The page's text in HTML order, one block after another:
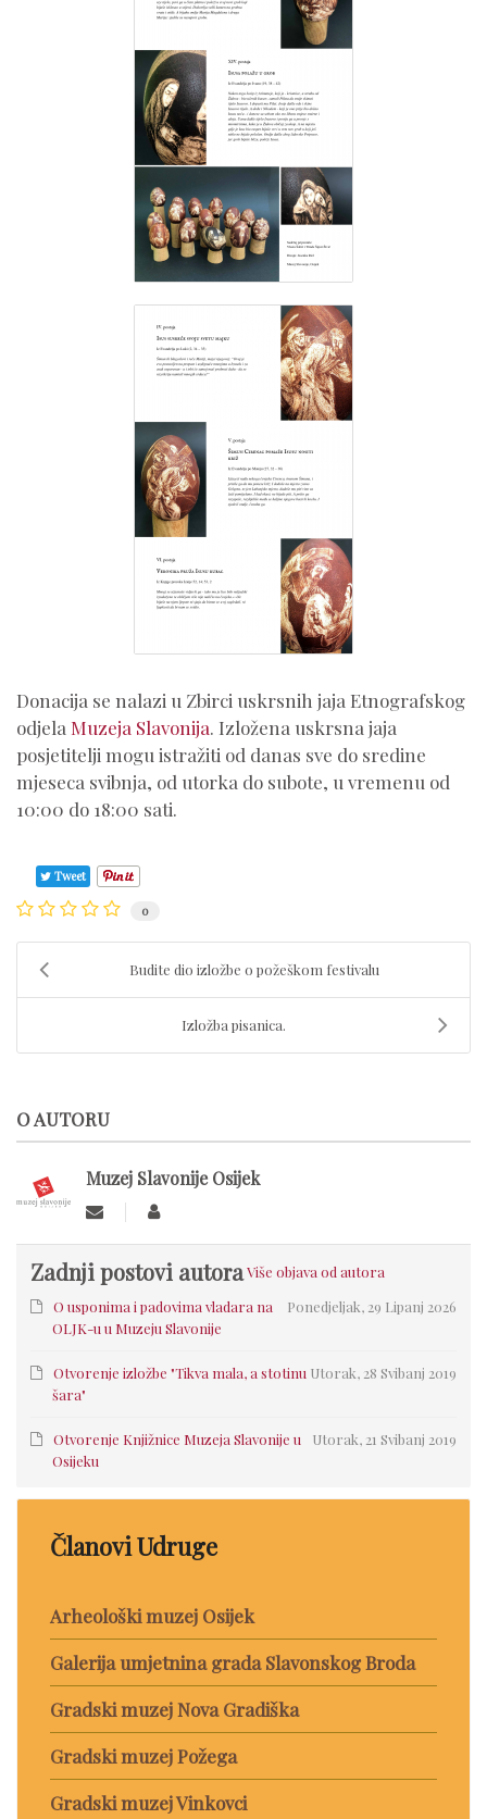
Donacija se nalazi u Zbirci uskrsnih jaja Etnografskog
odjela Muzeja Slavonija. Izložena uskrsna jaja
posjetitelji mogu istražiti od danas sve do sredine
mjeseca svibnja, od utorka do subote, u vremenu od
10:00 do 18:00 sati.
Tweet
0
Budite dio izložbe o požeškom festivalu
Izložba pisanica.
O AUTORU
Muzej Slavonije Osijek
Zadnji postovi autoraViše objava od autora
Ponedjeljak, 29 Lipanj 2026
O usponima i padovima vladara na
OLJK-u u Muzeju Slavonije
Utorak, 28 Svibanj 2019
Otvorenje izložbe "Tikva mala, a stotinu
šara"
Utorak, 21 Svibanj 2019
Otvorenje Knjižnice Muzeja Slavonije u
Osijeku
Članovi Udruge
Arheološki muzej Osijek
Galerija umjetnina grada Slavonskog Broda
Gradski muzej Nova Gradiška
Gradski muzej Požega
Gradski muzej Vinkovci